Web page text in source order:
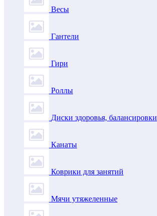
Весы
Гантели
Гири
Роллы
Диски здоровья, балансировки
Канаты
Коврики для занятий
Мячи утяжеленные